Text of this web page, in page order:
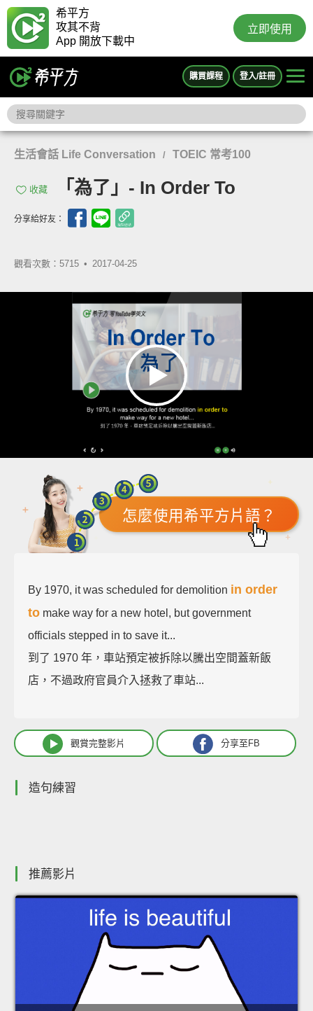
希平方
攻其不背
App 開放下載中
立即使用
購買課程 登入/註冊
生活會話 Life Conversation / TOEIC 常考100
收藏 「為了」- In Order To
分享給好友：
觀看次數：5715 • 2017-04-25
怎麼使用希平方片語？
By 1970, it was scheduled for demolition in order
to make way for a new hotel, but government
officials stepped in to save it...
到了 1970 年，車站預定被拆除以騰出空間蓋新飯
店，不過政府官員介入拯救了車站...
觀賞完整影片 分享至FB
造句練習
推薦影片